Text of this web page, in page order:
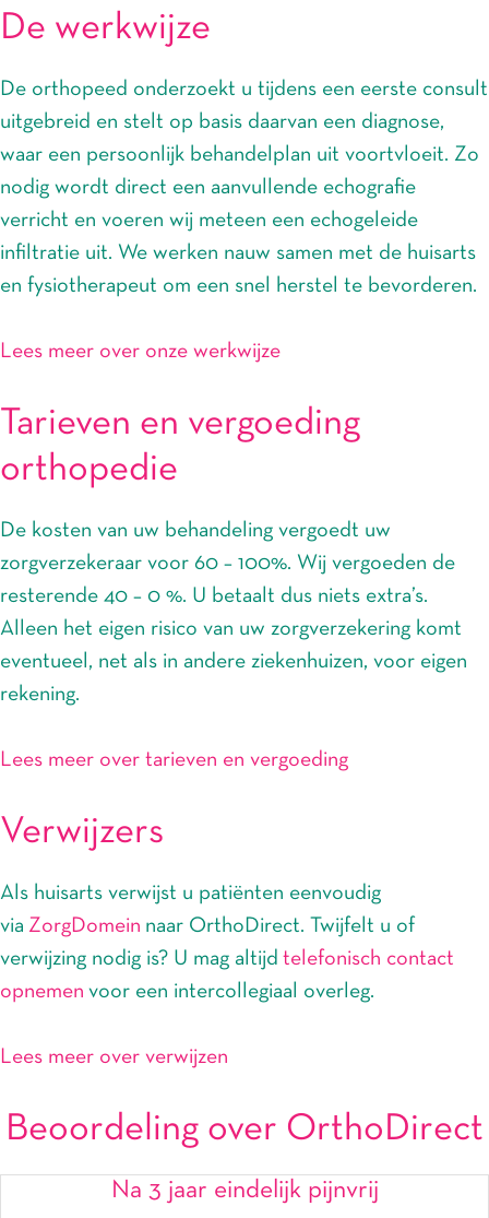
De werkwijze
De orthopeed onderzoekt u tijdens een eerste consult
uitgebreid en stelt op basis daarvan een diagnose,
waar een persoonlijk behandelplan uit voortvloeit. Zo
nodig wordt direct een aanvullende echografie
verricht en voeren wij meteen een echogeleide
infiltratie uit. We werken nauw samen met de huisarts
en fysiotherapeut om een snel herstel te bevorderen.
Lees meer over onze werkwijze
Tarieven en vergoeding
orthopedie
De kosten van uw behandeling vergoedt uw
zorgverzekeraar voor 60 – 100%. Wij vergoeden de
resterende 40 – 0 %. U betaalt dus niets extra’s.
Alleen het eigen risico van uw zorgverzekering komt
eventueel, net als in andere ziekenhuizen, voor eigen
rekening.
Lees meer over tarieven en vergoeding
Verwijzers
Als huisarts verwijst u patiënten eenvoudig
via ZorgDomein naar OrthoDirect. Twijfelt u of
verwijzing nodig is? U mag altijd telefonisch contact
opnemen voor een intercollegiaal overleg.
Lees meer over verwijzen
Beoordeling over OrthoDirect
Na 3 jaar eindelijk pijnvrij